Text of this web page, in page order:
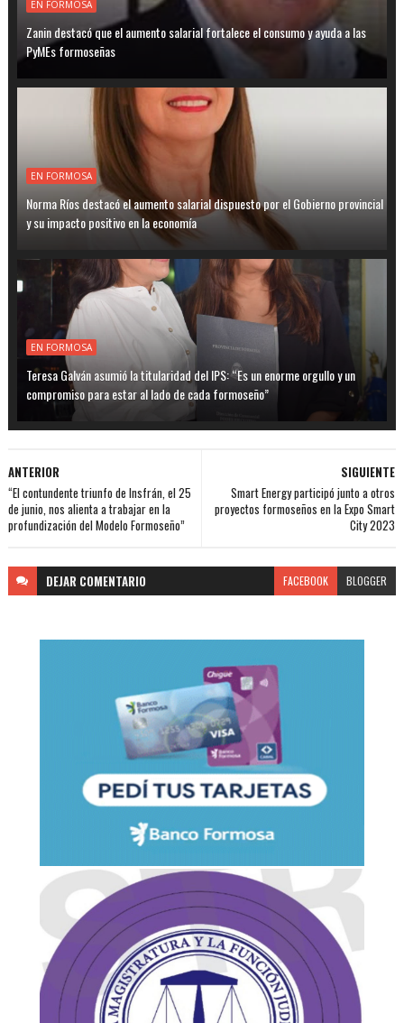
EN FORMOSA
Zanin destacó que el aumento salarial fortalece el consumo y ayuda a las
PyMEs formoseñas
EN FORMOSA
Norma Ríos destacó el aumento salarial dispuesto por el Gobierno provincial
y su impacto positivo en la economía
EN FORMOSA
Teresa Galván asumió la titularidad del IPS: “Es un enorme orgullo y un
compromiso para estar al lado de cada formoseño”
SIGUIENTE
Smart Energy participó junto a otros
proyectos formoseños en la Expo Smart
City 2023
ANTERIOR
“El contundente triunfo de Insfrán, el 25
de junio, nos alienta a trabajar en la
profundización del Modelo Formoseño”
DEJAR COMENTARIO FACEBOOK BLOGGER